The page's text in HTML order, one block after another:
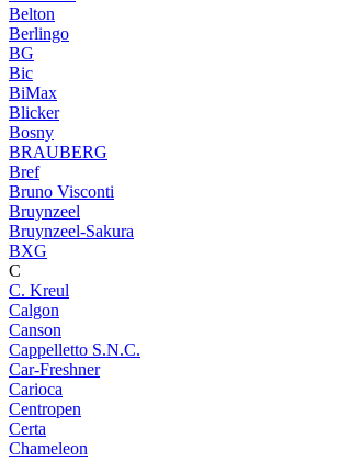
Belton
Berlingo
BG
Bic
BiMax
Blicker
Bosny
BRAUBERG
Bref
Bruno Visconti
Bruynzeel
Bruynzeel-Sakura
BXG
C
C. Kreul
Calgon
Canson
Cappelletto S.N.C.
Car-Freshner
Carioca
Centropen
Certa
Chameleon